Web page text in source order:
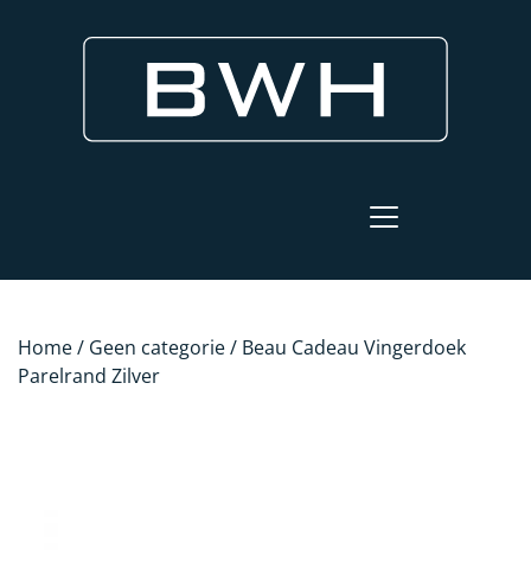
Home/ Geen categorie/ Beau Cadeau Vingerdoek
Parelrand Zilver